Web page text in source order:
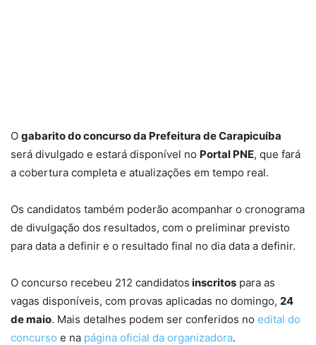
O gabarito do concurso da Prefeitura de Carapicuíba
será divulgado e estará disponível no Portal PNE, que fará
a cobertura completa e atualizações em tempo real.
Os candidatos também poderão acompanhar o cronograma
de divulgação dos resultados, com o preliminar previsto
para data a definir e o resultado final no dia data a definir.
O concurso recebeu 212 candidatos inscritos para as
vagas disponíveis, com provas aplicadas no domingo, 24
de maio. Mais detalhes podem ser conferidos no edital do
concurso e na página oficial da organizadora.